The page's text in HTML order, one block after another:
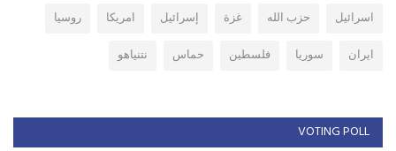
اسرائيل
حزب الله غزة إسرائيل امريكا
روسيا
ايران
سوريا فلسطين حماس نتنياهو
VOTING POLL